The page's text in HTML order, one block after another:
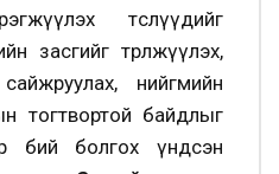
төслүүдийг
засгийг төрөлжүүлэх,
нийгмийн
тогтвортой байдлыг
бий болгох үндсэн